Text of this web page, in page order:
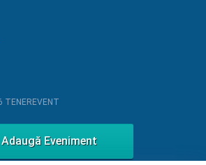
TENEREVENT
Adaugă Eveniment